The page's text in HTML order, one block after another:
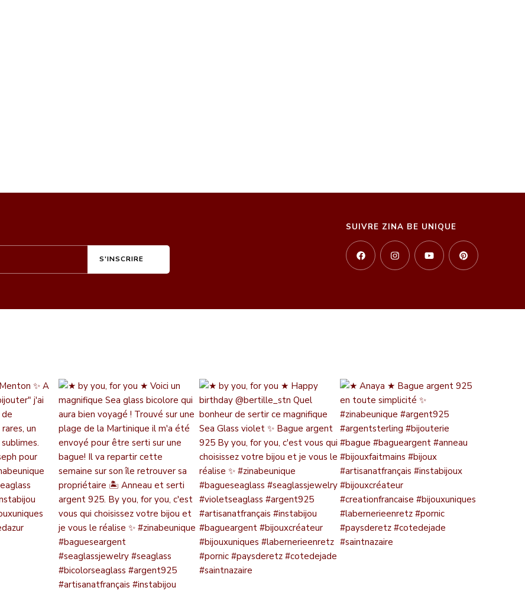
SUIVRE ZINA BE UNIQUE